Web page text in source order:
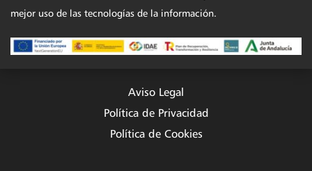
mejor uso de las tecnologías de la información.
Aviso Legal
Política de Privacidad
Política de Cookies